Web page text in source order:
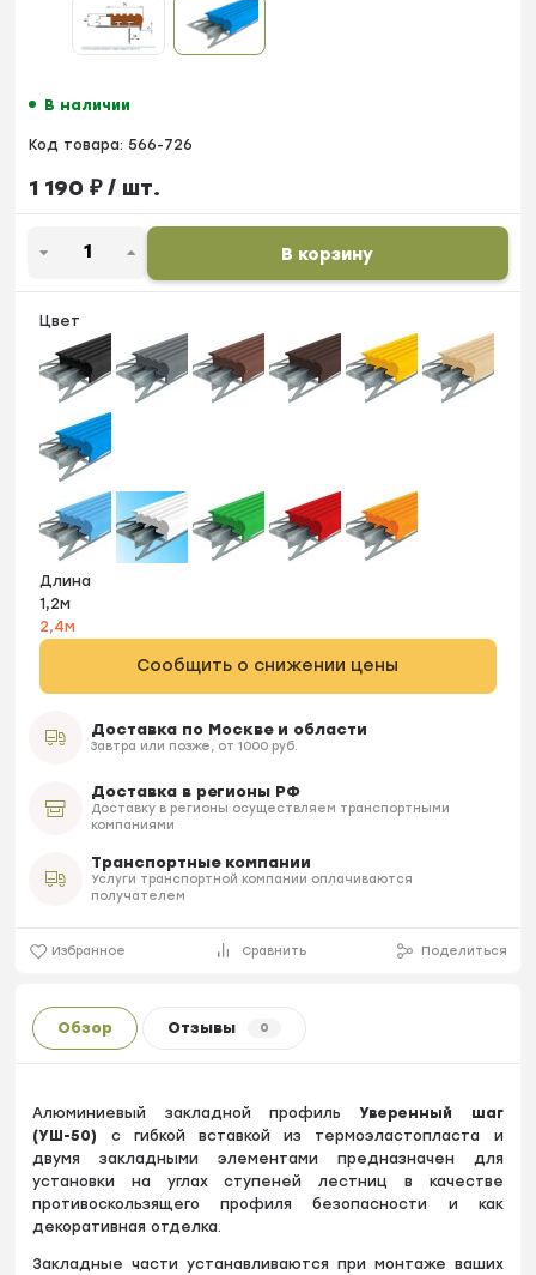
В наличии
Код товара: 566-726
1 190 ₽/ шт.
В корзину
Цвет
Длина
1,2м
2,4м
Сообщить о снижении цены
Доставка по Москве и области
Завтра или позже, от 1000 руб.
Доставка в регионы РФ
Доставку в регионы осуществляем транспортными
компаниями
Транспортные компании
Услуги транспортной компании оплачиваются
получателем
Избранное Сравнить Поделиться
Обзор Отзывы 0
Алюминиевый закладной профильУверенный шаг
(УШ-50)
с гибкой вставкой из термоэластопласта и
двумя закладными элементами предназначен для
установки на углах ступеней лестниц в качестве
противоскользящего профиля безопасности и как
декоративная отделка.
Закладные части устанавливаются при монтаже ваших